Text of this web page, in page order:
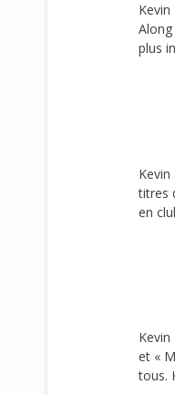
plus
titres
en
et «
tous.